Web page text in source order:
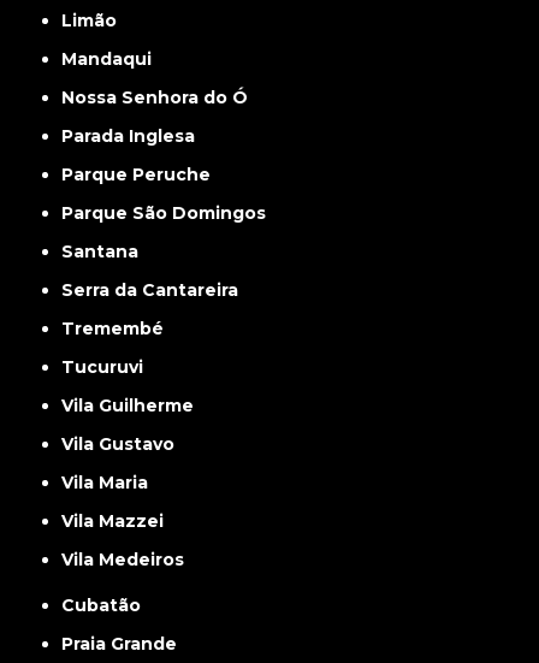
Limão
Mandaqui
Nossa Senhora do Ó
Parada Inglesa
Parque Peruche
Parque São Domingos
Santana
Serra da Cantareira
Tremembé
Tucuruvi
Vila Guilherme
Vila Gustavo
Vila Maria
Vila Mazzei
Vila Medeiros
Cubatão
Praia Grande